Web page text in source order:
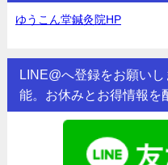
ゆうこん堂鍼灸院HP
LINE@へ登録をお願い
能。お休みとお得情報を